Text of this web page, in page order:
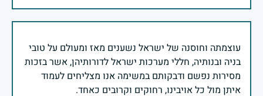
עוצמתה וחוסנה של ישראל נשענים מאז ומעולם על טובי
בניה ובנותיה, חללי מערכות ישראל לדורותיהן, אשר בזכות
מסירות נפשם ודבקותם במשימה אנו מצליחים לעמוד